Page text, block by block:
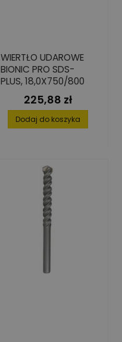
WIERTŁO UDAROWE
BIONIC PRO SDS-
PLUS, 18,0X750/800
Cena
225,88 zł
Dodaj do koszyka